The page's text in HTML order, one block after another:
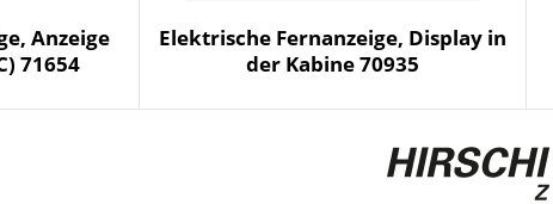
Anzeige
71654
Elektrische Fernanzeige, Display in
der Kabine 70935